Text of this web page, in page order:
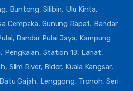
Buntong, Silibin, Ulu Kinta,
Cempaka, Gunung Rapat, Bandar
Bandar Pulai Jaya, Kampung
Pengkalan, Station 18, Lahat,
Slim River, Bidor, Kuala Kangsar,
Gajah, Lenggong, Tronoh, Seri